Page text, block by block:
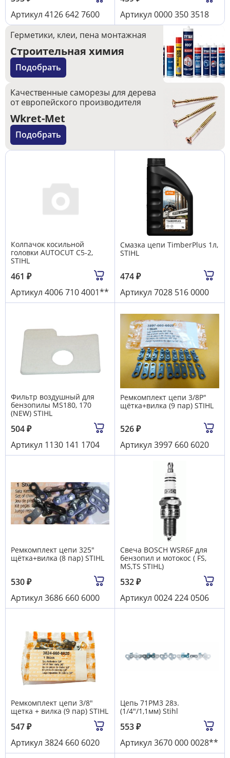
Артикул 4126 642 7600
Артикул 0000 350 3518
Герметики, клеи, пена монтажная
Строительная химия
Подобрать
Качественные саморезы для дерева
от европейского производителя
Wkret-Met
Подобрать
Колпачок косильной
головки AUTOCUT C5-2,
STIHL
461 ₽
Артикул 4006 710 4001**
Смазка цепи TimberPlus 1л,
STIHL
474₽
Артикул 7028 516 0000
Фильтр воздушный для
бензопилы MS180, 170
(NEW) STIHL
504₽
Артикул 1130 141 1704
Ремкомплект цепи 3/8Р"
щётка+вилка (9 пар) STIHL
526₽
Артикул 3997 660 6020
Ремкомплект цепи 325"
щётка+вилка (8 пар) STIHL
530₽
Артикул 3686 660 6000
Свеча BOSCH WSR6F для
бензопил и мотокос ( FS,
MS,TS STIHL)
532₽
Артикул 0024 224 0506
Ремкомплект цепи 3/8"
щетка + вилка (9 пар) STIHL
547₽
Артикул 3824 660 6020
Цепь 71PM3 28з.
(1/4"/1,1мм) Stihl
553₽
Артикул 3670 000 0028**